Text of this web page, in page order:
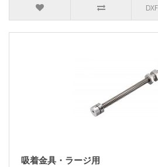
DXF
吸着金具・ラージ用